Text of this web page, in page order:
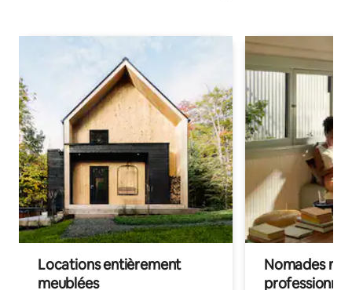
Locations entièrement
meublées
Nomades